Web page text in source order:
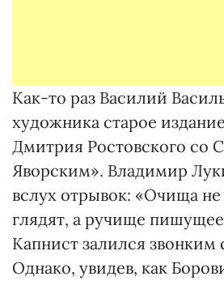
Как-то раз Василий
художника старое
Дмитрия Ростовского со
Яворским». Владимир
вслух отрывок: «Очища
глядят, а ручище
Капнист залился звонким
Однако, увидев, как